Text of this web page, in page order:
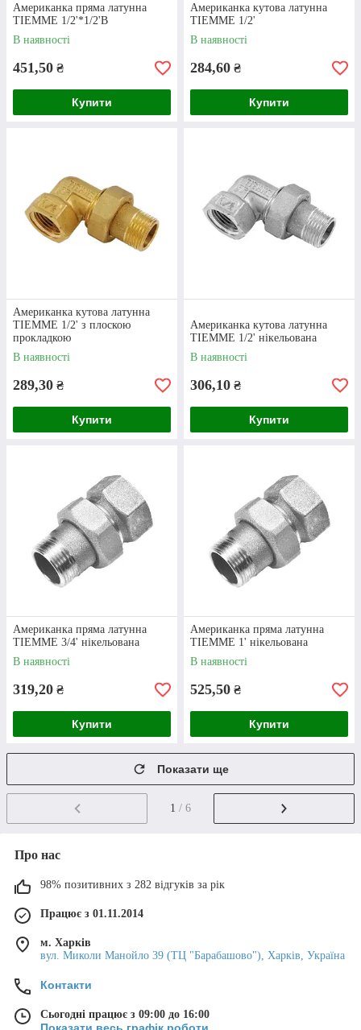
У Харкові забрати сантехніку та будь-які
комплектуючі можна самостійно. Доставка
товарів в інші регіоні здійснюється Новою
Американка пряма латунна
TIEMME 1/2'*1/2'В
В наявності
451,50 ₴
Купити
Американка кутова латунна
TIEMME 1/2'
В наявності
284,60 ₴
Купити
Американка кутова латунна
TIEMME 1/2' з плоскою
прокладкою
В наявності
289,30 ₴
Купити
Американка кутова латунна
TIEMME 1/2' нікельована
В наявності
306,10 ₴
Купити
Американка пряма латунна
TIEMME 3/4' нікельована
В наявності
319,20 ₴
Купити
Американка пряма латунна
TIEMME 1' нікельована
В наявності
525,50 ₴
Купити
Показати ще
1 / 6
Про нас
98% позитивних з 282 відгуків за рік
Працює з 01.11.2014
м. Харків
вул. Миколи Манойло 39 (ТЦ "Барабашово"), Харків, Україна
Контакти
Сьогодні працює з 09:00 до 16:00